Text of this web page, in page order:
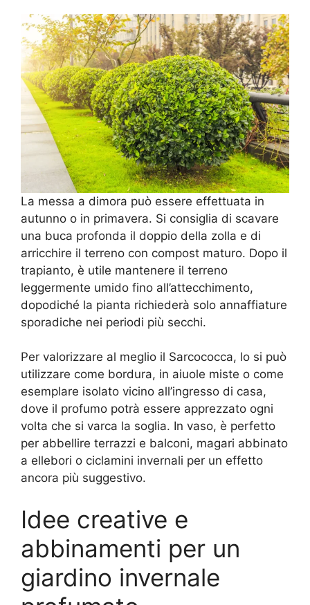
La messa a dimora può essere effettuata in
autunno o in primavera. Si consiglia di scavare
una buca profonda il doppio della zolla e di
arricchire il terreno con compost maturo. Dopo il
trapianto, è utile mantenere il terreno
leggermente umido fino all’attecchimento,
dopodiché la pianta richiederà solo annaffiature
sporadiche nei periodi più secchi.
Per valorizzare al meglio il Sarcococca, lo si può
utilizzare come bordura, in aiuole miste o come
esemplare isolato vicino all’ingresso di casa,
dove il profumo potrà essere apprezzato ogni
volta che si varca la soglia. In vaso, è perfetto
per abbellire terrazzi e balconi, magari abbinato
a ellebori o ciclamini invernali per un effetto
ancora più suggestivo.
Idee creative e
abbinamenti per un
giardino invernale